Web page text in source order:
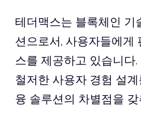
테더맥스는 블록체인 기
션으로서, 사용자들에게
스를 제공하고 있습니다
철저한 사용자 경험 설
융 솔루션의 차별점을